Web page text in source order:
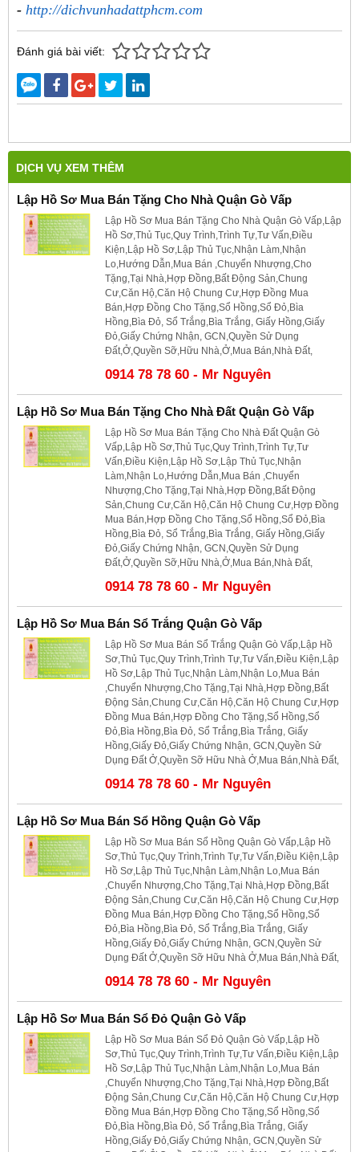
- http://dichvunhadattphcm.com
Đánh giá bài viết:
DỊCH VỤ XEM THÊM
Lập Hồ Sơ Mua Bán Tặng Cho Nhà Quận Gò Vấp
Lập Hồ Sơ Mua Bán Tặng Cho Nhà Quận Gò Vấp,Lập
Hồ Sơ,Thủ Tục,Quy Trình,Trình Tự,Tư Vấn,Điều
Kiện,Lập Hồ Sơ,Lập Thủ Tục,Nhận Làm,Nhận
Lo,Hướng Dẫn,Mua Bán ,Chuyển Nhượng,Cho
Tặng,Tại Nhà,Hợp Đồng,Bất Động Sản,Chung
Cư,Căn Hộ,Căn Hộ Chung Cư,Hợp Đồng Mua
Bán,Hợp Đồng Cho Tặng,Sổ Hồng,Sổ Đỏ,Bìa
Hồng,Bìa Đỏ, Sổ Trắng,Bìa Trắng, Giấy Hồng,Giấy
Đỏ,Giấy Chứng Nhận, GCN,Quyền Sử Dụng
Đất,Ở,Quyền Sỡ,Hữu Nhà,Ở,Mua Bán,Nhà Đất,
0914 78 78 60 - Mr Nguyên
Lập Hồ Sơ Mua Bán Tặng Cho Nhà Đất Quận Gò Vấp
Lập Hồ Sơ Mua Bán Tặng Cho Nhà Đất Quận Gò
Vấp,Lập Hồ Sơ,Thủ Tục,Quy Trình,Trình Tự,Tư
Vấn,Điều Kiện,Lập Hồ Sơ,Lập Thủ Tục,Nhận
Làm,Nhận Lo,Hướng Dẫn,Mua Bán ,Chuyển
Nhượng,Cho Tặng,Tại Nhà,Hợp Đồng,Bất Động
Sản,Chung Cư,Căn Hộ,Căn Hộ Chung Cư,Hợp Đồng
Mua Bán,Hợp Đồng Cho Tặng,Sổ Hồng,Sổ Đỏ,Bìa
Hồng,Bìa Đỏ, Sổ Trắng,Bìa Trắng, Giấy Hồng,Giấy
Đỏ,Giấy Chứng Nhận, GCN,Quyền Sử Dụng
Đất,Ở,Quyền Sỡ,Hữu Nhà,Ở,Mua Bán,Nhà Đất,
0914 78 78 60 - Mr Nguyên
Lập Hồ Sơ Mua Bán Sổ Trắng Quận Gò Vấp
Lập Hồ Sơ Mua Bán Sổ Trắng Quận Gò Vấp,Lập Hồ
Sơ,Thủ Tục,Quy Trình,Trình Tự,Tư Vấn,Điều Kiện,Lập
Hồ Sơ,Lập Thủ Tục,Nhận Làm,Nhận Lo,Mua Bán
,Chuyển Nhượng,Cho Tặng,Tại Nhà,Hợp Đồng,Bất
Động Sản,Chung Cư,Căn Hộ,Căn Hộ Chung Cư,Hợp
Đồng Mua Bán,Hợp Đồng Cho Tặng,Sổ Hồng,Sổ
Đỏ,Bìa Hồng,Bìa Đỏ, Sổ Trắng,Bìa Trắng, Giấy
Hồng,Giấy Đỏ,Giấy Chứng Nhận, GCN,Quyền Sử
Dụng Đất Ở,Quyền Sỡ Hữu Nhà Ở,Mua Bán,Nhà Đất,
0914 78 78 60 - Mr Nguyên
Lập Hồ Sơ Mua Bán Sổ Hồng Quận Gò Vấp
Lập Hồ Sơ Mua Bán Sổ Hồng Quận Gò Vấp,Lập Hồ
Sơ,Thủ Tục,Quy Trình,Trình Tự,Tư Vấn,Điều Kiện,Lập
Hồ Sơ,Lập Thủ Tục,Nhận Làm,Nhận Lo,Mua Bán
,Chuyển Nhượng,Cho Tặng,Tại Nhà,Hợp Đồng,Bất
Động Sản,Chung Cư,Căn Hộ,Căn Hộ Chung Cư,Hợp
Đồng Mua Bán,Hợp Đồng Cho Tặng,Sổ Hồng,Sổ
Đỏ,Bìa Hồng,Bìa Đỏ, Sổ Trắng,Bìa Trắng, Giấy
Hồng,Giấy Đỏ,Giấy Chứng Nhận, GCN,Quyền Sử
Dụng Đất Ở,Quyền Sỡ Hữu Nhà Ở,Mua Bán,Nhà Đất,
0914 78 78 60 - Mr Nguyên
Lập Hồ Sơ Mua Bán Sổ Đỏ Quận Gò Vấp
Lập Hồ Sơ Mua Bán Sổ Đỏ Quận Gò Vấp,Lập Hồ
Sơ,Thủ Tục,Quy Trình,Trình Tự,Tư Vấn,Điều Kiện,Lập
Hồ Sơ,Lập Thủ Tục,Nhận Làm,Nhận Lo,Mua Bán
,Chuyển Nhượng,Cho Tặng,Tại Nhà,Hợp Đồng,Bất
Động Sản,Chung Cư,Căn Hộ,Căn Hộ Chung Cư,Hợp
Đồng Mua Bán,Hợp Đồng Cho Tặng,Sổ Hồng,Sổ
Đỏ,Bìa Hồng,Bìa Đỏ, Sổ Trắng,Bìa Trắng, Giấy
Hồng,Giấy Đỏ,Giấy Chứng Nhận, GCN,Quyền Sử